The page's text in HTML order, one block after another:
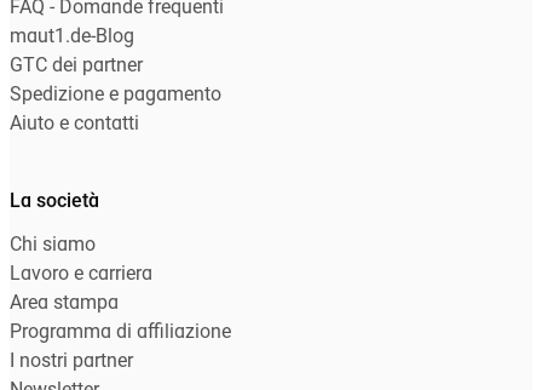
FAQ - Domande frequenti
maut1.de-Blog
GTC dei partner
Spedizione e pagamento
Aiuto e contatti
La società
Chi siamo
Lavoro e carriera
Area stampa
Programma di affiliazione
I nostri partner